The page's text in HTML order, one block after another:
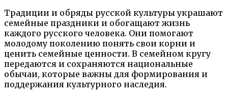
Традиции и обряды русской культуры украшают
семейные праздники и обогащают жизнь
каждого русского человека. Они помогают
молодому поколению понять свои корни и
ценить семейные ценности. В семейном кругу
передаются и сохраняются национальные
обычаи, которые важны для формирования и
поддержания культурного наследия.